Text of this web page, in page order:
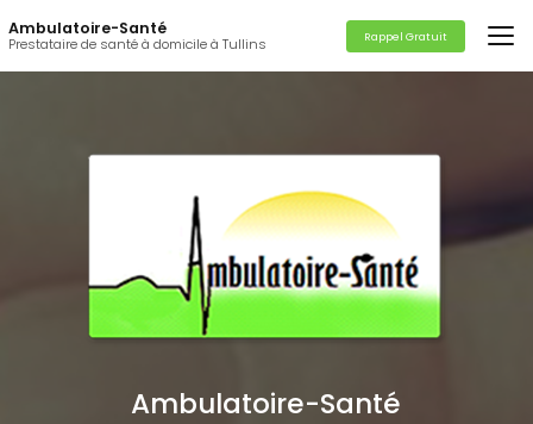
au
contenu
principal
Ambulatoire-Santé
Prestataire de santé à domicile à Tullins Rappel Gratuit
Ambulatoire-Santé